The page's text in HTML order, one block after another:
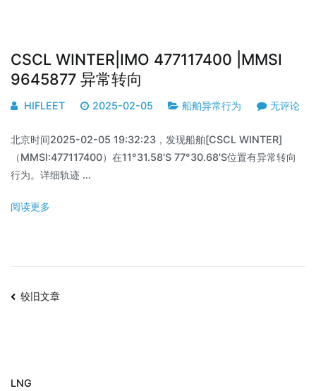
CSCL WINTER|IMO 477117400 |MMSI
9645877 异常转向
HIFLEET 2025-02-05 船舶异常行为 无评论
北京时间2025-02-05 19:32:23，发现船舶[CSCL WINTER]
（MMSI:477117400）在11°31.58'S 77°30.68'S位置有异常转向
行为。详细轨迹 …
阅读更多
较旧文章
LNG